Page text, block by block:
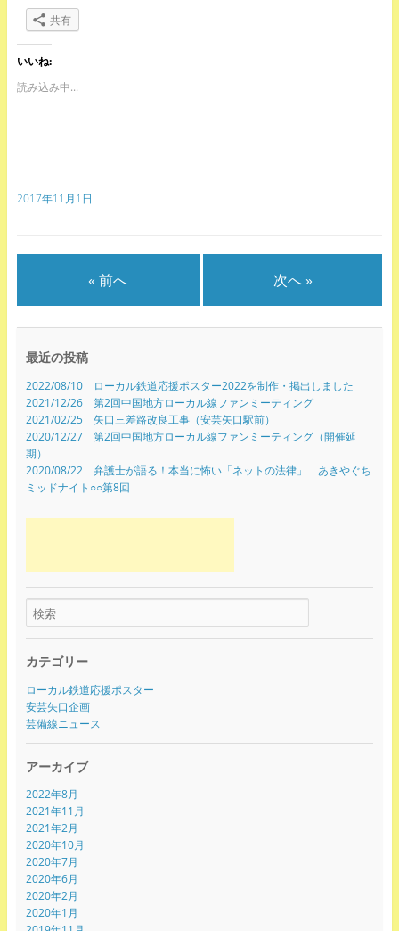
共有
いいね:
読み込み中...
2017年11月1日
« 前へ 次へ »
最近の投稿
2022/08/10 ローカル鉄道応援ポスター2022を制作・掲出しました
2021/12/26 第2回中国地方ローカル線ファンミーティング
2021/02/25 矢口三差路改良工事（安芸矢口駅前）
2020/12/27 第2回中国地方ローカル線ファンミーティング（開催延
期）
2020/08/22 弁護士が語る！本当に怖い「ネットの法律」 あきやぐち
ミッドナイト○○第8回
カテゴリー
ローカル鉄道応援ポスター
安芸矢口企画
芸備線ニュース
アーカイブ
2022年8月
2021年11月
2021年2月
2020年10月
2020年7月
2020年6月
2020年2月
2020年1月